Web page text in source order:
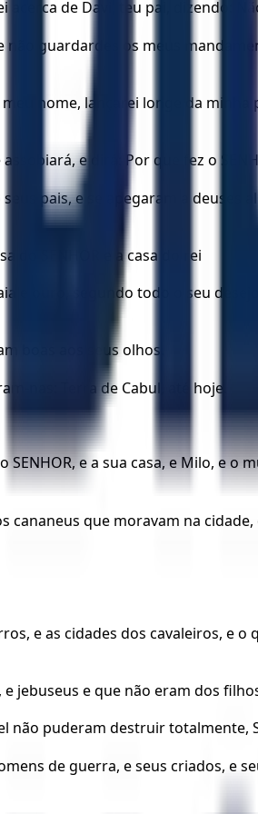
de Davi, teu pai, dizendo:
guardardes os meus
nome, lançarei longe da
e dirá: Por que fez o
pais, e se apegaram a deuses
do SENHOR e a casa do rei
e ouro, segundo todo o seu
boas aos seus olhos.
nas: Terra de Cabul, até hoje.
e a sua casa, e Milo, e o
cananeus que moravam na
e as cidades dos cavaleiros, e
jebuseus e que não eram dos
não puderam destruir
de guerra, e seus criados, e